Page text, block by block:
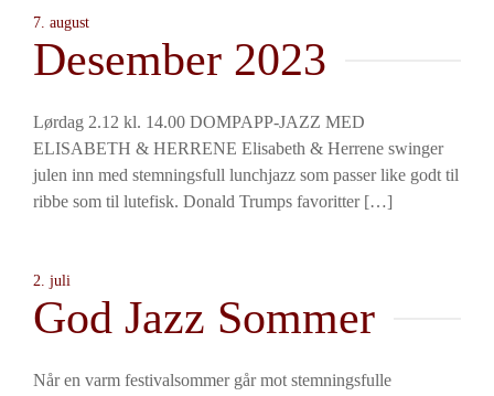
7. august
Desember 2023
Lørdag 2.12 kl. 14.00 DOMPAPP-JAZZ MED
ELISABETH & HERRENE Elisabeth & Herrene swinger
julen inn med stemningsfull lunchjazz som passer like godt til
ribbe som til lutefisk. Donald Trumps favoritter […]
2. juli
God Jazz Sommer
Når en varm festivalsommer går mot stemningsfulle